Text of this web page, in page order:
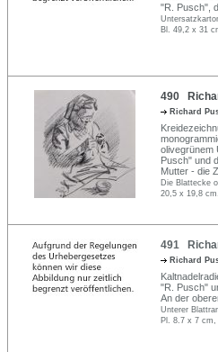
"R. Pusch",
Bl. 49,2 x 31
490
Richard
olivegrünem
Pusch" und
Mutter - die
Die Blattecke
20,5 x 19,8 cm.
491
Richard
"R. Pusch"
An der
Unterer
Pl. 8.7 x 7